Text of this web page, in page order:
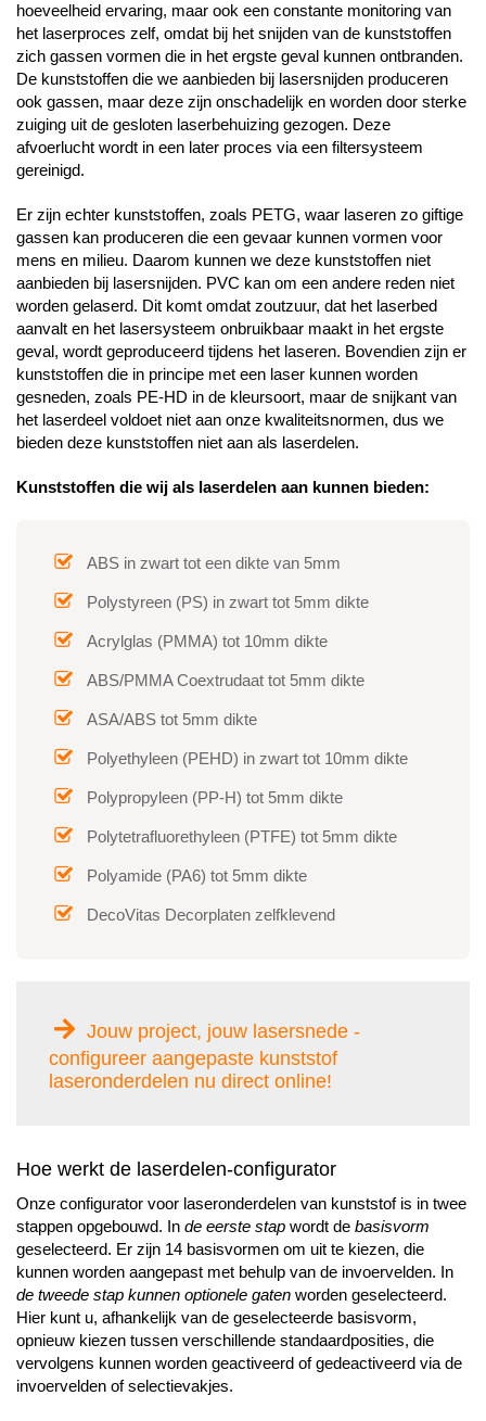
hoeveelheid ervaring, maar ook een constante monitoring van
het laserproces zelf, omdat bij het snijden van de kunststoffen
zich gassen vormen die in het ergste geval kunnen ontbranden.
De kunststoffen die we aanbieden bij lasersnijden produceren
ook gassen, maar deze zijn onschadelijk en worden door sterke
zuiging uit de gesloten laserbehuizing gezogen. Deze
afvoerlucht wordt in een later proces via een filtersysteem
gereinigd.
Er zijn echter kunststoffen, zoals PETG, waar laseren zo giftige
gassen kan produceren die een gevaar kunnen vormen voor
mens en milieu. Daarom kunnen we deze kunststoffen niet
aanbieden bij lasersnijden. PVC kan om een andere reden niet
worden gelaserd. Dit komt omdat zoutzuur, dat het laserbed
aanvalt en het lasersysteem onbruikbaar maakt in het ergste
geval, wordt geproduceerd tijdens het laseren. Bovendien zijn er
kunststoffen die in principe met een laser kunnen worden
gesneden, zoals PE-HD in de kleursoort, maar de snijkant van
het laserdeel voldoet niet aan onze kwaliteitsnormen, dus we
bieden deze kunststoffen niet aan als laserdelen.
Kunststoffen die wij als laserdelen aan kunnen bieden:
ABS in zwart tot een dikte van 5mm
Polystyreen (PS) in zwart tot 5mm dikte
Acrylglas (PMMA) tot 10mm dikte
ABS/PMMA Coextrudaat tot 5mm dikte
ASA/ABS tot 5mm dikte
Polyethyleen (PEHD) in zwart tot 10mm dikte
Polypropyleen (PP-H) tot 5mm dikte
Polytetrafluorethyleen (PTFE) tot 5mm dikte
Polyamide (PA6) tot 5mm dikte
DecoVitas Decorplaten zelfklevend
Jouw project, jouw lasersnede -
configureer aangepaste kunststof
laseronderdelen nu direct online!
Hoe werkt de laserdelen-configurator
Onze configurator voor laseronderdelen van kunststof is in twee
stappen opgebouwd. In de eerste stap wordt de basisvorm
geselecteerd. Er zijn 14 basisvormen om uit te kiezen, die
kunnen worden aangepast met behulp van de invoervelden. In
de tweede stap kunnen optionele gaten worden geselecteerd.
Hier kunt u, afhankelijk van de geselecteerde basisvorm,
opnieuw kiezen tussen verschillende standaardposities, die
vervolgens kunnen worden geactiveerd of gedeactiveerd via de
invoervelden of selectievakjes.